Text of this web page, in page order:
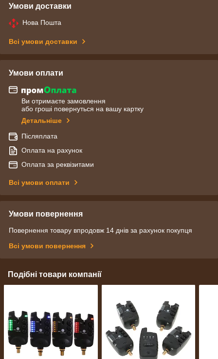
Умови доставки
Нова Пошта
Всі умови доставки
Умови оплати
Ви отримаєте замовлення
або гроші повернуться на вашу картку
Детальніше
Післяплата
Оплата на рахунок
Оплата за реквізитами
Всі умови оплати
Умови повернення
Повернення товару впродовж 14 днів за рахунок покупця
Всі умови повернення
Подібні товари компанії